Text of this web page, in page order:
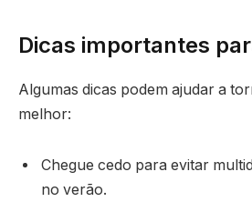
Dicas importantes
Algumas dicas podem ajudar a
melhor:
Chegue cedo para evitar
no verão.